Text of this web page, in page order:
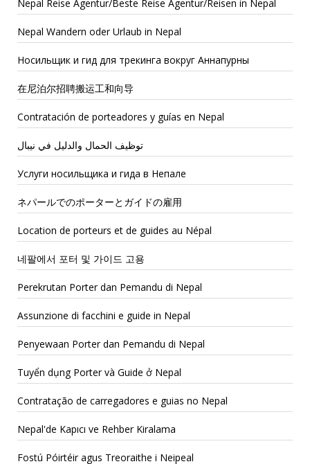
Nepal Reise Agentur/Beste Reise Agentur/Reisen in Nepal
Nepal Wandern oder Urlaub in Nepal
Носильщик и гид для трекинга вокруг Аннапурны
在尼泊尔招聘搬运工和向导
Contratación de porteadores y guías en Nepal
توظيف الحمال والدليل في نيبال
Услуги носильщика и гида в Непале
ネパールでのポーターとガイドの雇用
Location de porteurs et de guides au Népal
네팔에서 포터 및 가이드 고용
Perekrutan Porter dan Pemandu di Nepal
Assunzione di facchini e guide in Nepal
Penyewaan Porter dan Pemandu di Nepal
Tuyển dụng Porter và Guide ở Nepal
Contratação de carregadores e guias no Nepal
Nepal'de Kapıcı ve Rehber Kiralama
Fostú Póirtéir agus Treoraithe i Neipeal